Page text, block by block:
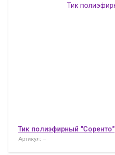
Тик полиэфирный "Соренто"
Артикул: –